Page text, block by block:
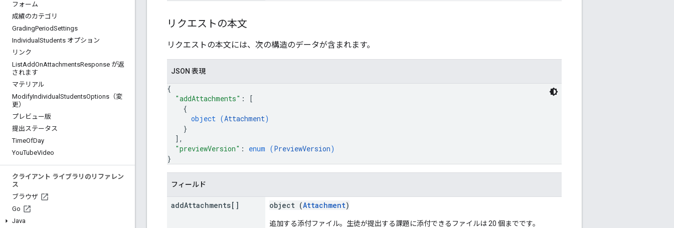
フォーム
成績のカテゴリ
GradingPeriodSettings
Individual Students オプション
リンク
ListAddOnAttachmentsResponse が返
されます
マテリアル
ModifyIndividual StudentsOptions（変
更）
プレビュー版
提出ステータス
TimeOfDay
YouTubeVideo
クライアント ライブラリのリファレン
ス
ブラウザ
Go
Java
リクエストの本文
リクエストの本文には、次の構造のデータが含まれます。
JSON 表現
{
"addAttachments" :
[
{
object (Attachment)
}
] ,
"previewVersion" : enum (PreviewVersion)
}
フィールド
addAttachments[] object (Attachment)
追加する添付ファイル。生徒が提出する課題に添付できるファイルは 20 個までです。